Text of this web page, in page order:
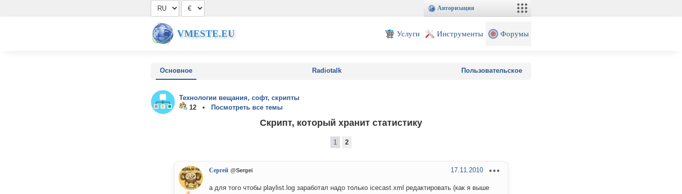
Авторизация
VMESTE.EU Услуги Инструменты Форумы
Основное Radiotalk Пользовательское
Технологии вещания, софт, скрипты
12 •
Посмотреть все темы
Скрипт, который хранит статистику
1 2
Сергей @Sergei 17.11.2010
а для того чтобы playlist.log заработал надо только icecast.xml редактировать (как я выше